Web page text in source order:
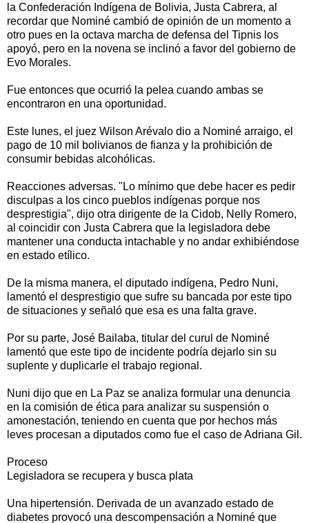
la Confederación Indígena de Bolivia, Justa Cabrera, al
recordar que Nominé cambió de opinión de un momento a
otro pues en la octava marcha de defensa del Tipnis los
apoyó, pero en la novena se inclinó a favor del gobierno de
Evo Morales.
Fue entonces que ocurrió la pelea cuando ambas se
encontraron en una oportunidad.
Este lunes, el juez Wilson Arévalo dio a Nominé arraigo, el
pago de 10 mil bolivianos de fianza y la prohibición de
consumir bebidas alcohólicas.
Reacciones adversas. "Lo mínimo que debe hacer es pedir
disculpas a los cinco pueblos indígenas porque nos
desprestigia", dijo otra dirigente de la Cidob, Nelly Romero,
al coincidir con Justa Cabrera que la legisladora debe
mantener una conducta intachable y no andar exhibiéndose
en estado etílico.
De la misma manera, el diputado indígena, Pedro Nuni,
lamentó el desprestigio que sufre su bancada por este tipo
de situaciones y señaló que esa es una falta grave.
Por su parte, José Bailaba, titular del curul de Nominé
lamentó que este tipo de incidente podría dejarlo sin su
suplente y duplicarle el trabajo regional.
Nuni dijo que en La Paz se analiza formular una denuncia
en la comisión de ética para analizar su suspensión o
amonestación, teniendo en cuenta que por hechos más
leves procesan a diputados como fue el caso de Adriana Gil.
Proceso
Legisladora se recupera y busca plata
Una hipertensión. Derivada de un avanzado estado de
diabetes provocó una descompensación a Nominé que